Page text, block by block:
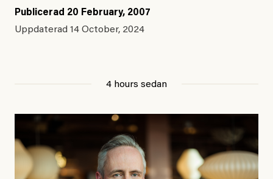
Publicerad 20 February, 2007
Uppdaterad 14 October, 2024
4 hours sedan